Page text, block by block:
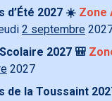
d’Été 2027 ☀️ Zone
2 septembre
2027 🎒
2027
de la Toussaint